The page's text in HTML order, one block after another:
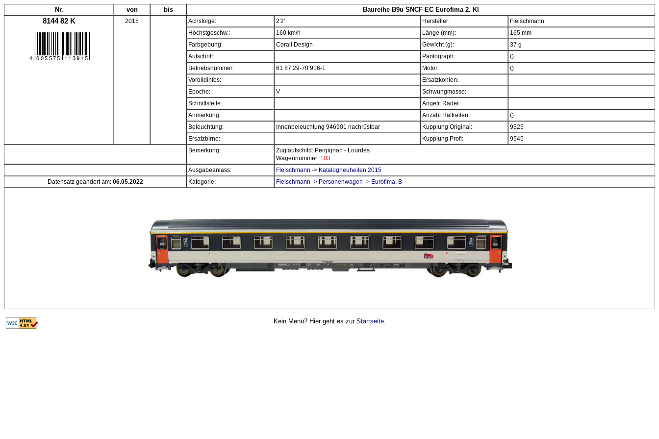
Nr. von bis Baureihe B9u SNCF EC Eurofima 2. Kl
8144 82 K 2015 Achsfolge: 2'2' Hersteller:
Fleischmann
Höchstgeschw.:
160 km/h Länge (mm):
165 mm
Farbgebung:
Corail Design Gewicht (g):
37 g
Aufschrift:
Pantograph:
()
Betriebsnummer:
61 87 29-70 916-1 Motor:
()
Vorbildinfos:
Ersatzkohlen:
Epoche:
V
Schwungmasse:
Schnittstelle:
Angetr. Räder:
Anmerkung:
Anzahl Haftreifen:
()
Beleuchtung:
Innenbeleuchtung 946901 nachrüstbar Kupplung Original:
9525
Ersatzbirne:
Kupplung Profi:
9545
Bemerkung:
Zuglaufschild: Pergignan - Lourdes
Wagennummer: 103
Ausgabeanlass:
Fleischmann -> Katalogneuheiten 2015
Datensatz geändert am: 06.05.2022 Kategorie: Fleischmann -> Personenwagen -> Eurofima, B
Kein Menü? Hier geht es zur Startseite.